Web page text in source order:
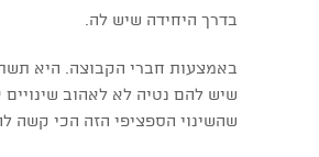
בדרך היחידה שיש לה.
באמצעות חברי הקבוצה. היא
שיש להם נטיה לא לאהוב שינויים
שהשינוי הספציפי הזה הכי קשה